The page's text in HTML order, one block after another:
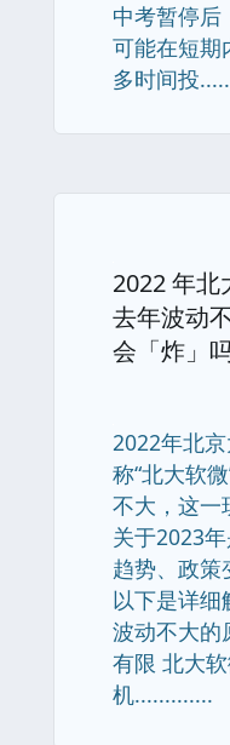
中考暂停后
可能在短期
多时间投
2022 年
去年波动
会「炸」
2022年北
称“北大软
不大，这一
关于2023
趋势、政策
以下是详细
波动不大的
有限 北大
机.............